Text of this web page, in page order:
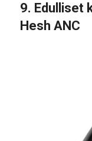
9. Edulliset
Hesh ANC